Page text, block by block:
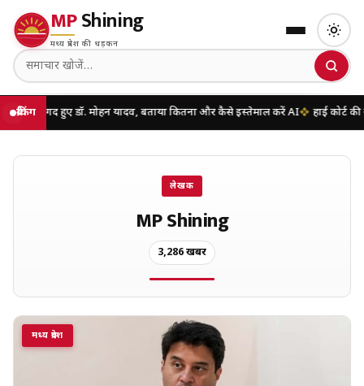
MPShining
मध्य प्रदेश की धड़कन
ब्रेकिंग
मोहन यादव, बताया कितना और कैसे इस्तेमाल करें AI हाई कोर्ट की नई व्यवस्था
लेखक
MP Shining
3,286 खबरें
मध्य प्रदेश